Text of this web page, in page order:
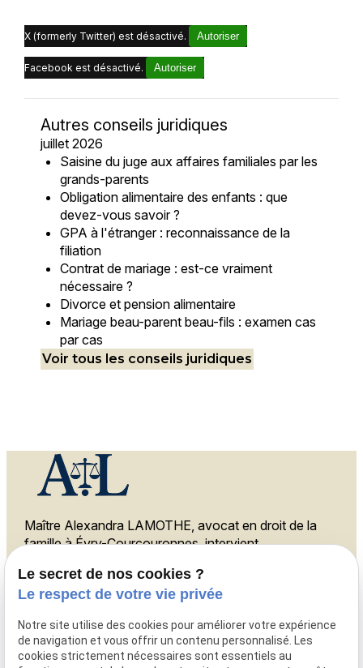
X (formerly Twitter) est désactivé. Autoriser
Facebook est désactivé. Autoriser
Autres conseils juridiques
juillet 2026
Saisine du juge aux affaires familiales par les
grands-parents
Obligation alimentaire des enfants : que
devez-vous savoir ?
GPA à l'étranger : reconnaissance de la
filiation
Contrat de mariage : est-ce vraiment
nécessaire ?
Divorce et pension alimentaire
Mariage beau-parent beau-fils : examen cas
par cas
Voir tous les conseils juridiques
Maître Alexandra LAMOTHE, avocat en droit de la
famille à Évry-Courcouronnes, intervient
Essonnes.
01 88 24 23 34
Adresse
Le secret de nos cookies ?
Le respect de votre vie privée
Notre site utilise des cookies pour améliorer votre expérience
de navigation et vous offrir un contenu personnalisé. Les
cookies strictement nécessaires sont essentiels au